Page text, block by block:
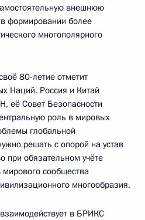
внешнюю
в формировании более
многополярного
80-летие отметит
Наций. Россия и Китай
её Совет Безопасности
роль в мировых
глобальной
решать с опорой на устав
обязательном учёте
мирового сообщества
многообразия.
в БРИКС